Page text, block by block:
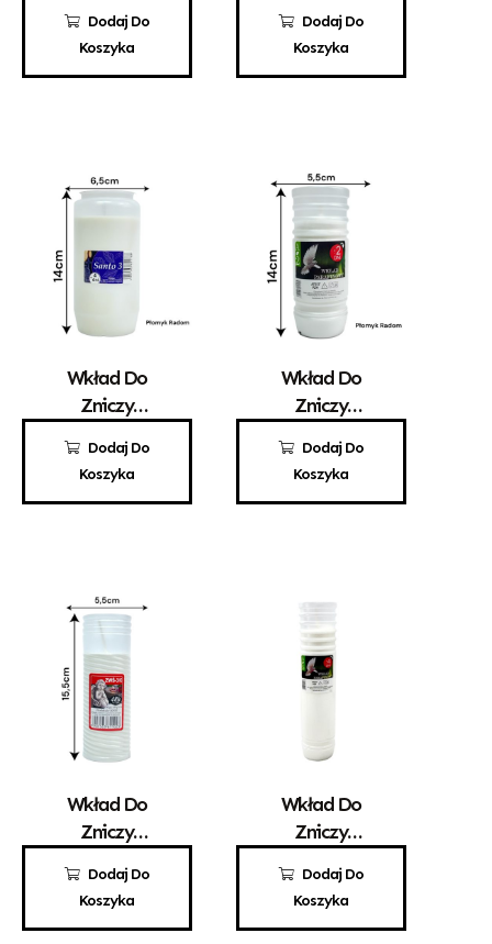
Dodaj Do
Koszyka
Kaganek 1,5
3,10 zł
Dodaj Do
Koszyka
Promyk 1
2,45 zł
Dodaj Do
Koszyka
Wkład Do
Zniczy
Santo 3
5,10 zł
Dodaj Do
Koszyka
Wkład Do
Zniczy
Aura A2
2,70 zł
Dodaj Do
Koszyka
Wkład Do
Zniczy
ZWŚ 3/C
3,40 zł
Dodaj Do
Koszyka
Wkład Do
Zniczy
Aura A5
5,20 zł